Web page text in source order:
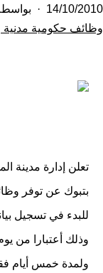
تم
النشر
14/10/2010
مصنف
وظائف حكومية
تعلن إدارة مدينة
للبدء في تسجيل
وذلك أعتبارا من يوم